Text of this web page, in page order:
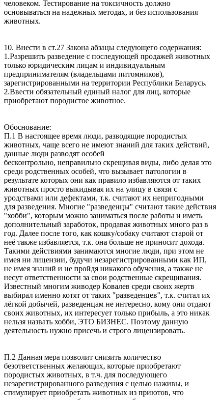
человеком. Тестирование на токсичность должно
основываться на надежных методах, и без использования
животных.
10. Внести в ст.27 Закона абзацы следующего содержания:
1.Разрешить разведение с последующей продажей животных
только юридическим лицам и индивидуальным
предпринимателям (владельцами питомников),
зарегистрированными на территории Республики Беларусь.
2.Ввести обязательный единый налог для лиц, которые
приобретают породистое животное.
Обоснование:
П.1 В настоящее время люди, разводящие породистых
животных, чаще всего не имеют знаний для таких действий,
данные люди разводят особей
бесконтрольно, неправильно скрещивая виды, либо делая это
среди родственных особей, что вызывает патологии в
результате которых они как правило избавляются от таких
животных просто выкидывая их на улицу в связи с
уродствами или дефектами, т.к. считают их непригодными
для разведения. Многие "разведенцы" считают такие действия
"хобби", которым можно заниматься после работы и иметь
дополнительный заработок, продавая животных много раз в
год. Далее после того, как кошку/собаку считают старой от
неё также избавляется, т.к. она больше не приносит дохода.
Такими действиями занимаются многие люди, при этом не
имея ни лицензии, будучи незарегистрированными как ИП,
не имея знаний и не пройдя никакого обучения, а также не
несут ответственности за свои родственные скрещивания.
Известный многим живодер Ковалев среди своих жертв
выбирал именно котят от таких "разведенцев", т.к. считал их
лёгкой добычей, разведенцам не интересно, кому они отдают
своих животных, их интересует только прибыль, а это никак
нельзя назвать хобби, ЭТО БИЗНЕС. Поэтому данную
деятельность нужно присечь и строго лицензировать.
П.2 Данная мера позволит снизить количество
безответственных желающих, которые приобретают
породистых животных, в т.ч. для последующего
незарегистрированного разведения с целью наживы, и
стимулирует приобретать животных из приютов, что